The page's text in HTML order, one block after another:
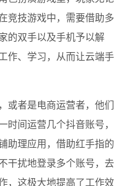
竞技游戏中，需要借助多
的双手以及手机予以解
作、学习，从而让云端手
或者是电商运营者，他们
时间运营几个抖音账号，
助理应用，借助红手指的
干扰地登录多个账号，去
，这极大地提高了工作效